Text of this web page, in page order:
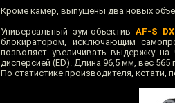
Кроме камер, выпущены два новых
Универсальный зум-объектив AF-S
блокиратором, исключающим
позволяет увеличивать выдержку
дисперсией (ED). Длина 96,5 мм, вес 565
По статистике производителя, кстати,